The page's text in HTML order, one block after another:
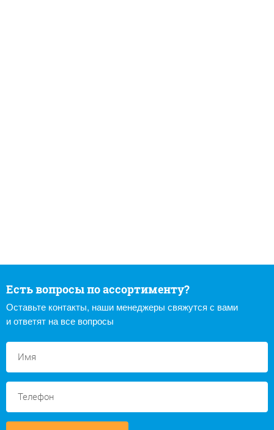
Есть вопросы по ассортименту?
Оставьте контакты, наши менеджеры свяжутся с вами
и ответят на все вопросы